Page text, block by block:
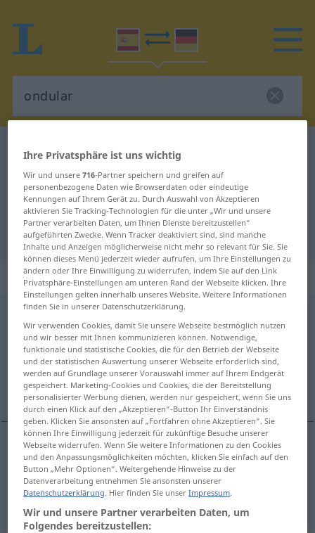
Spanisch-Deutsch Wörterbuch
Spanisch-Deutsch Übersetzung für
"ondular"
"ondular" Deutsch Übersetzung
„ondular“: verbo intransitivo
ondular [ɔnduˈlar] v/i
Übersicht aller Übersetzungen
(Für mehr Details die Übersetzung anklicken/antippen)
wogen, flattern
wogen ondularolas
flattern ondular bandera, pelo
Ihre Privatsphäre ist uns wichtig
Wir und unsere716-Partner speichern und greifen auf
personenbezogene Daten wie Browserdaten oder eindeutige
Kennungen auf Ihrem Gerät zu. Durch Auswahl von Akzeptieren
aktivieren Sie Tracking-Technologien für die unter „Wir und unsere
Partner verarbeiten Daten, um Ihnen Dienste bereitzustellen“
aufgeführten Zwecke. Wenn Tracker deaktiviert sind, sind manche
Inhalte und Anzeigen möglicherweise nicht mehr so relevant für Sie. Sie
können dieses Menü jederzeit wieder aufrufen, um Ihre Einstellungen zu
ändern oder Ihre Einwilligung zu widerrufen, indem Sie auf den Link
Privatsphäre-Einstellungen am unteren Rand der Webseite klicken. Ihre
Einstellungen gelten innerhalb unseres Website. Weitere Informationen
finden Sie in unserer Datenschutzerklärung.
Wir verwenden Cookies, damit Sie unsere Webseite bestmöglich nutzen
und wir besser mit Ihnen kommunizieren können. Notwendige,
funktionale und statistische Cookies, die für den Betrieb der Webseite
und der statistischen Auswertung unserer Webseite erforderlich sind,
werden auf Grundlage unserer Vorauswahl immer auf Ihrem Endgerät
gespeichert. Marketing-Cookies und Cookies, die der Bereitstellung
personalisierter Werbung dienen, werden nur gespeichert, wenn Sie uns
durch einen Klick auf den „Akzeptieren“-Button Ihr Einverständnis
geben. Klicken Sie ansonsten auf „Fortfahren ohne Akzeptieren“. Sie
können Ihre Einwilligung jederzeit für zukünftige Besuche unserer
Webseite widerrufen. Wenn Sie weitere Informationen zu den Cookies
und den Anpassungsmöglichkeiten möchten, klicken Sie einfach auf den
Button „Mehr Optionen“. Weitergehende Hinweise zu der
Datenverarbeitung entnehmen Sie ansonsten unserer
Datenschutzerklärung. Hier finden Sie unserImpressum.
Wir und unsere Partner verarbeiten Daten, um
Folgendes bereitzustellen: